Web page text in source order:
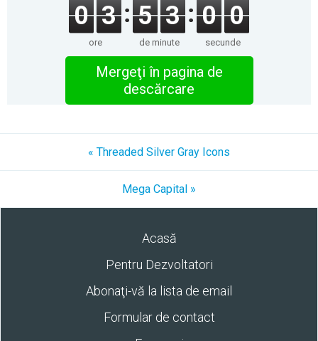
0 3
ore
5 3
de minute
0 0
secunde
Mergeţi în pagina de
descărcare
« Threaded Silver Gray Icons
Mega Capital »
Acasă
Pentru Dezvoltatori
Abonaţi-vă la lista de email
Formular de contact